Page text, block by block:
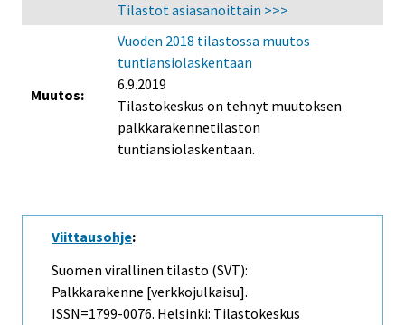
Tilastot asiasanoittain >>>
Muutos:
Vuoden 2018 tilastossa muutos
tuntiansiolaskentaan
6.9.2019
Tilastokeskus on tehnyt muutoksen
palkkarakennetilaston
tuntiansiolaskentaan.
Viittausohje:
Suomen virallinen tilasto (SVT):
Palkkarakenne [verkkojulkaisu].
ISSN=1799-0076. Helsinki: Tilastokeskus